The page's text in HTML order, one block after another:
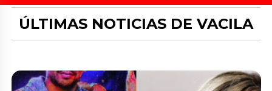
ÚLTIMAS NOTICIAS DE VACILA